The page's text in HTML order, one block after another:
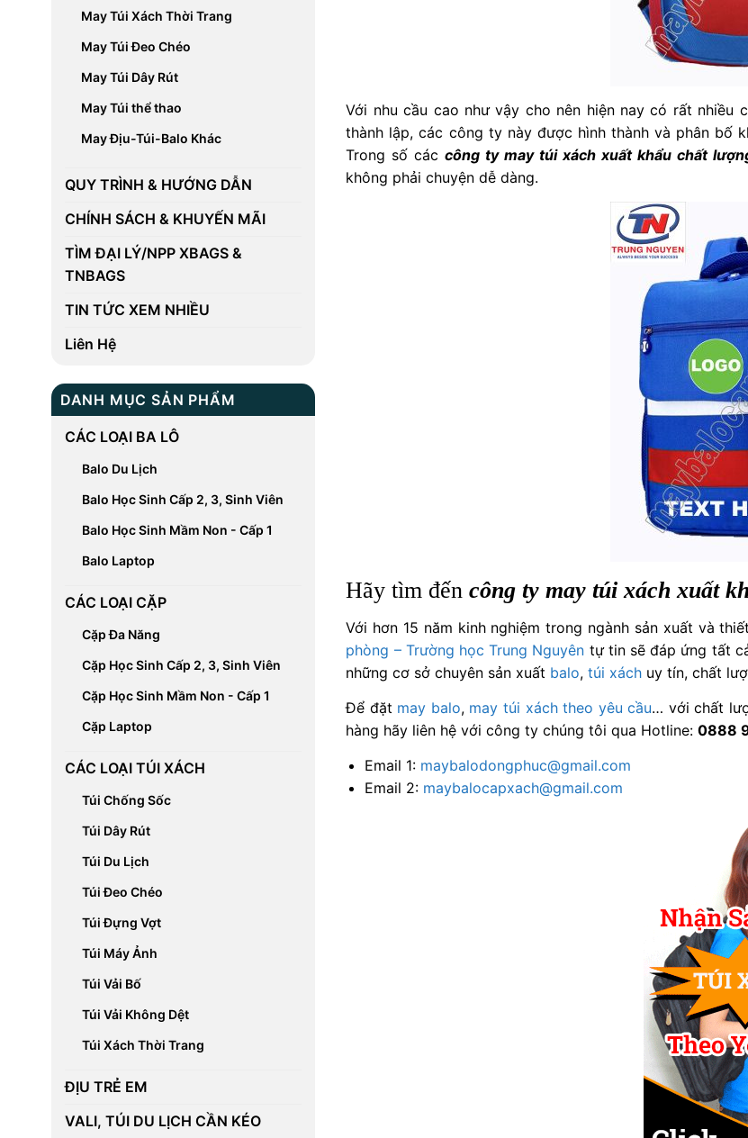
May Túi Xách Thời Trang
May Túi Đeo Chéo
May Túi Dây Rút
May Túi thể thao
May Địu-Túi-Balo Khác
QUY TRÌNH & HƯỚNG DẪN
CHÍNH SÁCH & KHUYẾN MÃI
TÌM ĐẠI LÝ/NPP XBAGS &
TNBAGS
TIN TỨC XEM NHIỀU
Liên Hệ
DANH MỤC SẢN PHẨM
CÁC LOẠI BA LÔ
Balo Du Lịch
Balo Học Sinh Cấp 2, 3, Sinh Viên
Balo Học Sinh Mầm Non - Cấp 1
Balo Laptop
CÁC LOẠI CẶP
Cặp Đa Năng
Cặp Học Sinh Cấp 2, 3, Sinh Viên
Cặp Học Sinh Mầm Non - Cấp 1
Cặp Laptop
CÁC LOẠI TÚI XÁCH
Túi Chống Sốc
Túi Dây Rút
Túi Du Lịch
Túi Đeo Chéo
Túi Đựng Vợt
Túi Máy Ảnh
Túi Vải Bố
Túi Vải Không Dệt
Túi Xách Thời Trang
ĐỊU TRẺ EM
VALI, TÚI DU LỊCH CẦN KÉO
Với nhu cầu cao như vậy cho nên hiện nay có rất nhiều
thành lập, các công ty này được hình thành và phân bố
Trong số cáccông ty may túi xách xuất khẩu chất
không phải chuyện dễ dàng.
Hãy tìm đếncông ty may túi xách xuất
Với hơn 15 năm kinh nghiệm trong ngành sản xuất và
phòng – Trường học Trung Nguyên tự tin sẽ đáp ứng tất
những cơ sở chuyên sản xuất balo,túi xách uy tín, chất
Để đặt may balo, may túi xách theo yêu cầu… với chất
hàng hãy liên hệ với công ty chúng tôi qua Hotline:0888
Email 1: maybalodongphuc@gmail.com
Email 2: maybalocapxach@gmail.com